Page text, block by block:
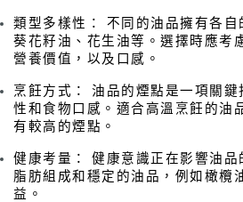
類型多樣性： 不同的油品擁有各自
葵花籽油、花生油等。選擇時應考
營養價值，以及口感。​
烹飪方式： 油品的煙點是一項關
性和食物口感。適合高溫烹飪的油
有較高的煙點。​​
健康考量： 健康意識正在影響油品
脂肪組成和穩定的油品，例如橄欖
益。